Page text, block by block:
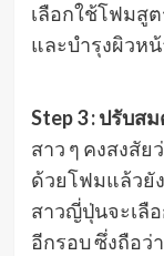
เลือกใช้โฟมสู
และบำรุงผิวห
Step 3 : ปรับส
สาว ๆ คงสงสัย
ด้วยโฟมแล้วยั
สาวญี่ปุ่นจะเลื
อีกรอบ ซึ่งถือว่